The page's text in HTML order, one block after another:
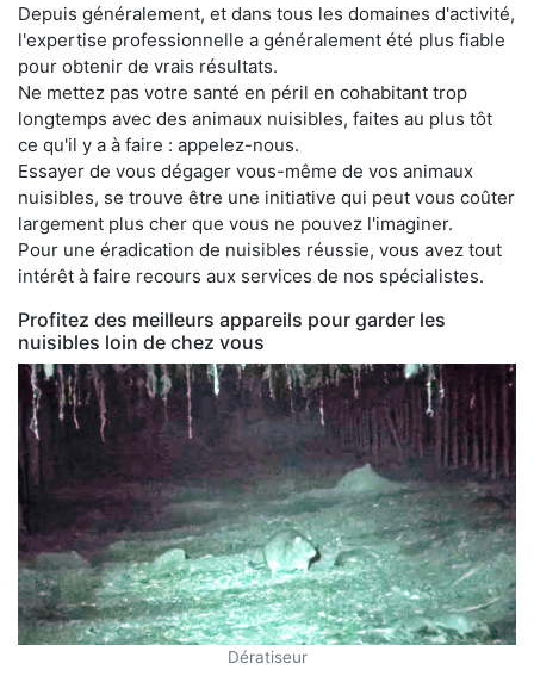
Depuis généralement, et dans tous les domaines d'activité,
l'expertise professionnelle a généralement été plus fiable
pour obtenir de vrais résultats.
Ne mettez pas votre santé en péril en cohabitant trop
longtemps avec des animaux nuisibles, faites au plus tôt
ce qu'il y a à faire : appelez-nous.
Essayer de vous dégager vous-même de vos animaux
nuisibles, se trouve être une initiative qui peut vous coûter
largement plus cher que vous ne pouvez l'imaginer.
Pour une éradication de nuisibles réussie, vous avez tout
intérêt à faire recours aux services de nos spécialistes.
Profitez des meilleurs appareils pour garder les
nuisibles loin de chez vous
Dératiseur